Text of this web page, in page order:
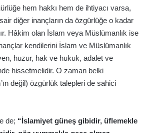
hem hakkı hem de ihtiyacı varsa,
diğer inançların da özgürlüğe o kadar
Hâkim olan İslam veya Müslümanlık ise
kendilerini İslam ve Müslümanlık
huzur, hak ve hukuk, adalet ve
hissetmelidir. O zaman belki
değil) özgürlük talepleri de sahici
de; “İslamiyet güneş gibidir, üflemekle